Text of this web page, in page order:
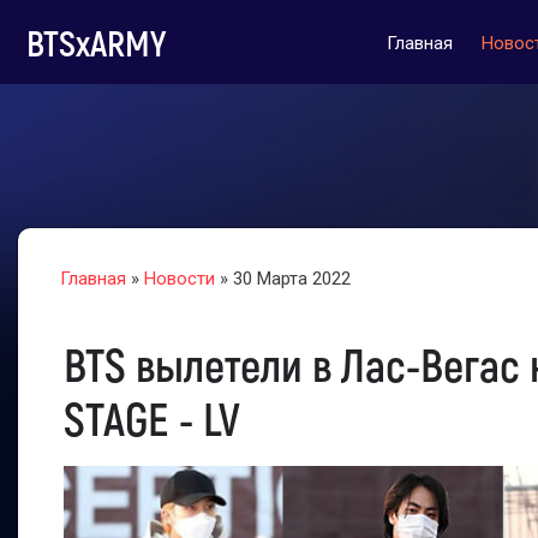
BTSxARMY Главная
Главная » Новости » 30 Марта 2022
BTS вылетели в Лас-
STAGE - LV